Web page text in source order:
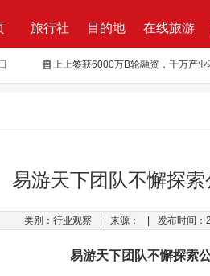
旅行社 目的地 在线旅游
全球摄影旅行“路图”宣布获得千万元
Produktvermarktung
上上签获6000万B轮融资，千万产
易游天下团队不懈探
类别：行业观察 来源： 发布时间：
易游天下团队不懈探索